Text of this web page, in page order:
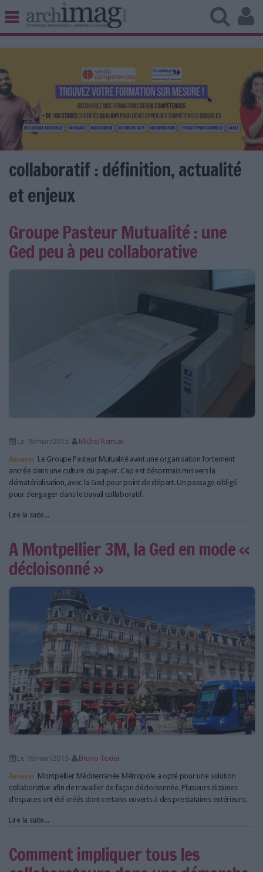
BIBLIOTHÈQUE ÉDITION
UNIVERS DATA
TRAVAIL COLLABORATIF
VIE NUMÉRIQUE
NUMÉRIQUE RESPONSABLE
LES NEWSLETTERS
LE MAGAZINE
collaboratif : définition, actualité
et enjeux
Groupe Pasteur Mutualité : une
Ged peu à peu collaborative
Le 16/mar/2015
Michel Remize
Abonnés Le Groupe Pasteur Mutualité avait une organisation fortement
ancrée dans une culture du papier. Cap est désormais mis vers la
dématérialisation, avec la Ged pour point de départ. Un passage obligé
pour s’engager dans le travail collaboratif.
Lire la suite...
A Montpellier 3M, la Ged en mode «
décloisonné »
Le 16/mar/2015
Bruno Texier
Abonnés Montpellier Méditerranée Métropole a opté pour une solution
collaborative afin de travailler de façon décloisonnée. Plusieurs dizaines
d’espaces ont été créés dont certains ouverts à des prestataires extérieurs.
Lire la suite...
Comment impliquer tous les